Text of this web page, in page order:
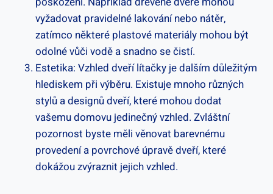
vyžadovat pravidelné lakování nebo nátěr,
zatímco některé plastové materiály mohou být
odolné vůči vodě a snadno se čistí.
Estetika: Vzhled dveří lítačky je dalším důležitým
hlediskem při výběru. Existuje mnoho různých
stylů a designů dveří, které mohou dodat
vašemu domovu jedinečný vzhled. Zvláštní
pozornost byste měli věnovat barevnému
provedení a povrchové úpravě dveří, které
dokážou zvýraznit jejich vzhled.